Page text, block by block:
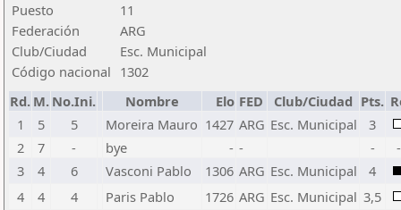
Puesto
11
Federación
ARG
Club/Ciudad
Esc. Municipal
Código nacional 1302
Rd. M. No.Ini. Nombre Elo FED Club/Ciudad Pts.
1
5 5 Moreira Mauro 1427 ARG Esc. Municipal
3
2
7 - bye - - -
3
4 6 Vasconi Pablo 1306 ARG Esc. Municipal
4
4
4 4 Paris Pablo 1726 ARG Esc. Municipal 3,5